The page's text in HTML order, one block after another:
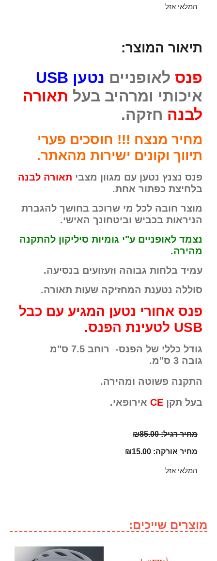
המלאי אזל
תיאור המוצר:
פנס לאופניים נטען USB
איכותי ומרהיב בעל תאורה
לבנה חזקה.
מחיר מנצח !!! חוסכים פערי
תיווך וקונים ישירות מהאתר.
פנס נצנץ נטען עם מגוון מצבי תאורה לבנה
בלחיצת כפתור אחת.
מוצר חובה לכל מי שרוכב בחושך להגברת
הניראות בכביש וביטחונך האישי.
נצמד לאופניים ע"י גומיות סיליקון להתקנה
מהירה.
עמיד בלחות גבוהה וזעזועים בנסיעה.
סוללה נטענת המחזיקה שעות תאורה.
פנס אחורי נטען המגיע עם כבל
USB לטעינת הפנס.
גודל כללי של הפנס- רוחב 7.5 ס"מ
גובה 3 ס"מ.
התקנה פשוטה ומהירה.
בעל תקן CE אירופאי.
מחיר רגיל: ₪85.00
מחיר אורקה: ₪15.00
המלאי אזל
מוצרים שייכים: